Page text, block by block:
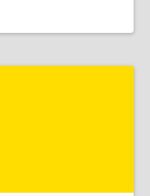
р-н,